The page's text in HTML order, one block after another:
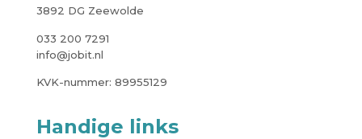
3892 DG Zeewolde
033 200 7291
info@jobit.nl
KVK-nummer: 89955129
Handige links